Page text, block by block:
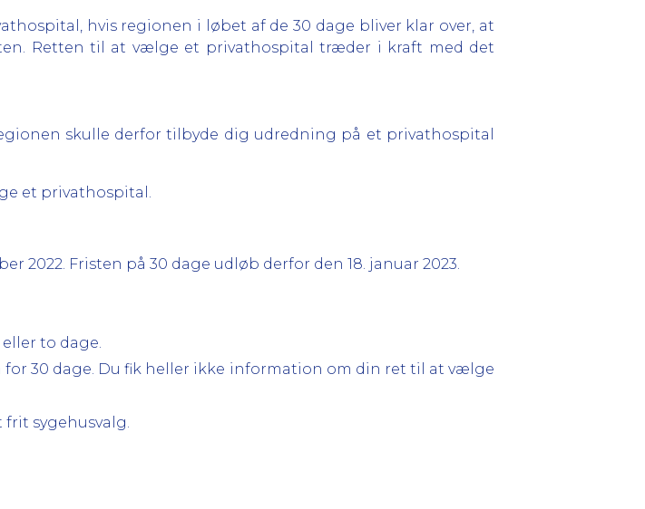
hvis regionen i løbet af de 30 dage bliver klar over, at
Retten til at vælge et privathospital træder i kraft med det
skulle derfor tilbyde dig udredning på et privathospital
et privathospital.
2022. Fristen på 30 dage udløb derfor den 18. januar 2023.
to dage.
30 dage. Du fik heller ikke information om din ret til at vælge
sygehusvalg.